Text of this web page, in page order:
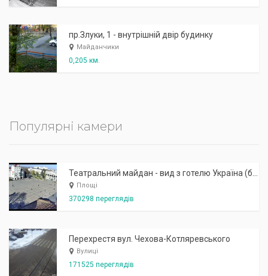
пр.Злуки, 1 - внутрішній двір будинку
Майданчики
0,205 км.
Популярні камери
Площі
370298 переглядів
Перехрестя вул. Чехова-Котляревського
Вулиці
171525 переглядів